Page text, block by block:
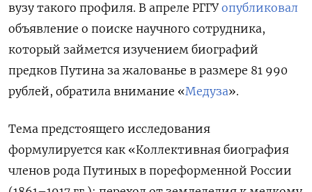
вузу такого профиля. В апреле РГГУопубликовал
объявление о поиске научного сотрудника,
который займется изучением биографий
предков Путина за жалованье в размере 81 990
рублей, обратила внимание «Медуза».
Тема предстоящего исследования
формулируется как «Коллективная биография
членов рода Путиных в пореформенной России